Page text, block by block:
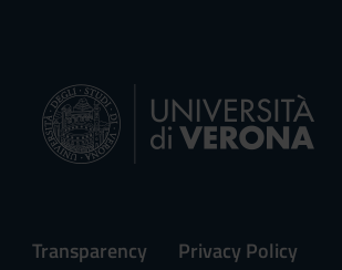
Transparency Privacy Policy